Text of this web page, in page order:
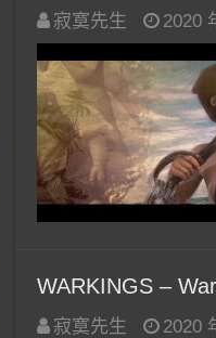
寂寞先生 2020
WARKINGS –
寂寞先生 2020